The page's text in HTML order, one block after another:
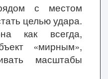
с местом
целью удара.
как всегда,
«мирным»,
масштабы